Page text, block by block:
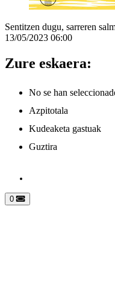
Sentitzen dugu, sarreren
13/05/2023 06:00
Zure eskaera:
No se han
Azpitotala
Kudeaketa gastuak
Guztira
0